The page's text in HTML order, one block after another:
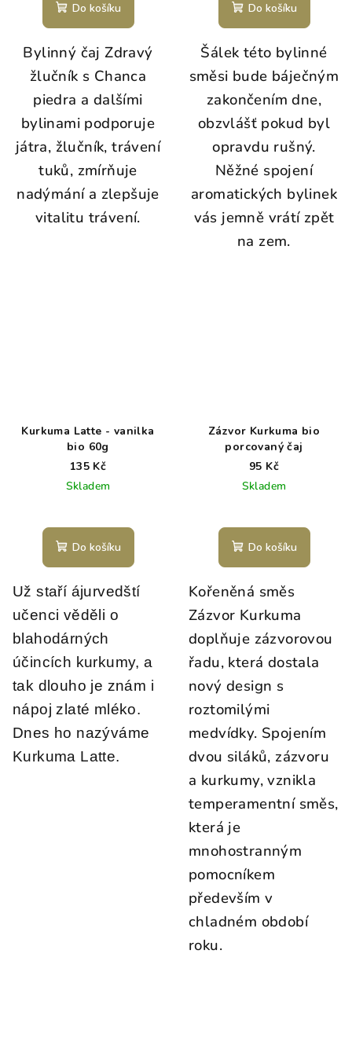
Do košíku
Bylinný čaj Zdravý
žlučník s Chanca
piedra a dalšími
bylinami podporuje
játra, žlučník, trávení
tuků, zmírňuje
nadýmání a zlepšuje
vitalitu trávení.
Do košíku
Šálek této bylinné
směsi bude báječným
zakončením dne,
obzvlášť pokud byl
opravdu rušný.
Něžné spojení
aromatických bylinek
vás jemně vrátí zpět
na zem.
Kurkuma Latte - vanilka
bio 60g
135 Kč
Skladem
Do košíku
Už staří ájurvedští
učenci věděli o
blahodárných
účincích kurkumy, a
tak dlouho je znám i
nápoj zlaté mléko.
Dnes ho nazýváme
Kurkuma Latte.
Zázvor Kurkuma bio
porcovaný čaj
95 Kč
Skladem
Do košíku
Kořeněná směs
Zázvor Kurkuma
doplňuje zázvorovou
řadu, která dostala
nový design s
roztomilými
medvídky. Spojením
dvou siláků, zázvoru
a kurkumy, vznikla
temperamentní směs,
která je
mnohostranným
pomocníkem
především v
chladném období
roku.